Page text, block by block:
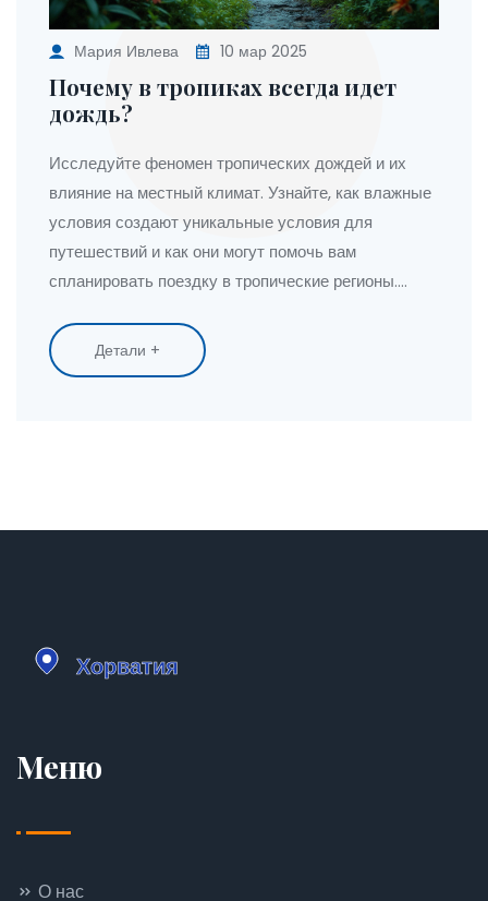
Мария Ивлева 10 мар 2025
Почему в тропиках всегда идет
дождь?
Исследуйте феномен тропических дождей и их
влияние на местный климат. Узнайте, как влажные
условия создают уникальные условия для
путешествий и как они могут помочь вам
спланировать поездку в тропические регионы.
себя советы, чтобы наслаждаться отдыхом под
дождем. Понимание тропического климата
Детали +
Меню
О нас